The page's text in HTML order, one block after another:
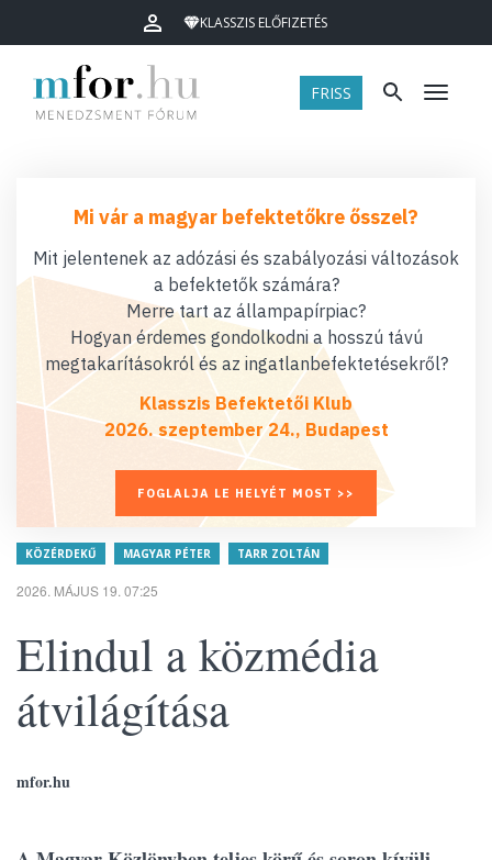
KLASSZIS ELŐFIZETÉS
FRISS Menü
Mi vár a magyar befektetőkre ősszel?
Mit jelentenek az adózási és szabályozási változások
a befektetők számára?
Merre tart az állampapírpiac?
Hogyan érdemes gondolkodni a hosszú távú
megtakarításokról és az ingatlanbefektetésekről?
Klasszis Befektetői Klub
2026. szeptember 24., Budapest
FOGLALJA LE HELYÉT MOST >>
KÖZÉRDEKŰ MAGYAR PÉTER TARR ZOLTÁN
2026. MÁJUS 19. 07:25
Elindul a közmédia
átvilágítása
mfor.hu